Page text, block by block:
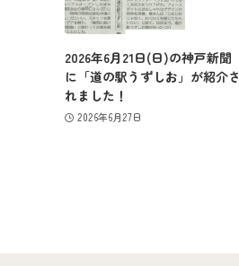
2026年6月21日(日)の神戸新聞
に「道の駅うずしお」が紹介さ
れました！
2026年6月27日